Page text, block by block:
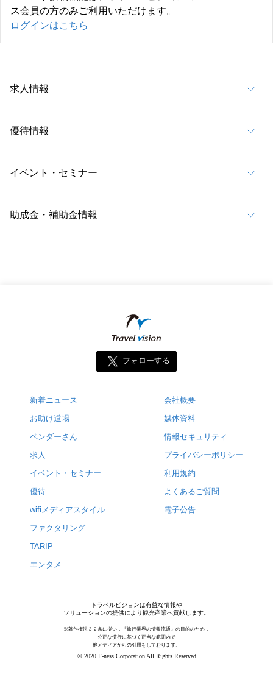
ス会員の方のみご利用いただけます。
ログインはこちら
求人情報
優待情報
イベント・セミナー
助成金・補助金情報
フォローする
新着ニュース
お助け道場
ベンダーさん
求人
イベント・セミナー
優待
wifiメディアスタイル
ファクタリング
TARIP
エンタメ
会社概要
媒体資料
情報セキュリティ
プライバシーポリシー
利用規約
よくあるご質問
電子公告
トラベルビジョンは有益な情報や
ソリューションの提供により観光産業へ貢献します。
※著作権法３２条に従い，『旅行業界の情報流通』の目的のため，
公正な慣行に基づく正当な範囲内で
他メディアからの引用をしております。
© 2020 F-ness Corporation All Rights Reserved